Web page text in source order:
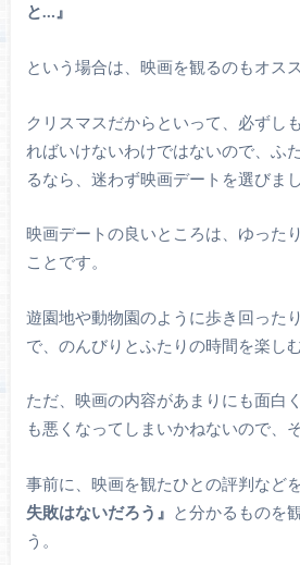
と…』
という場合は、映画を観るのもオスス
クリスマスだからといって、必ずし
ればいけないわけではないので、ふ
るなら、迷わず映画デートを選びまし
映画デートの良いところは、ゆった
ことです。
遊園地や動物園のように歩き回った
で、のんびりとふたりの時間を楽し
ただ、映画の内容があまりにも面白
も悪くなってしまいかねないので、
事前に、映画を観たひとの評判など
失敗はないだろう』 と分かるものを
う。